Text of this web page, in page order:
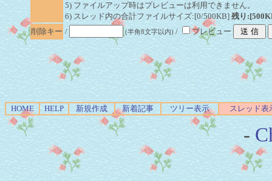
5) ファイルアップ時はプレビューは利用できません。
6) スレッド内の合計ファイルサイズ:[0/500KB] 残り
削除キー / (半角8文字以内) / プレビュー
HOME HELP 新規作成 新着記事 ツリー表示 スレッド表
-